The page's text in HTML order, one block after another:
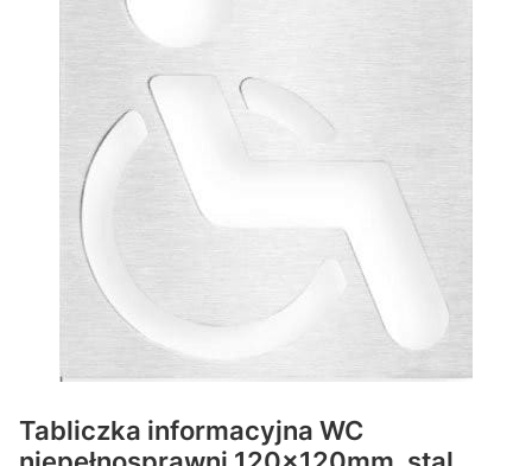
Tabliczka informacyjna WC